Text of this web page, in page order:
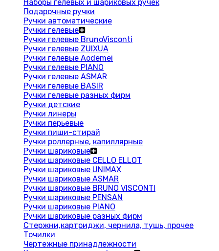
Наборы гелевых и шариковых ручек
Подарочные ручки
Ручки автоматические
Ручки гелевые
Ручки гелевые BrunoVisconti
Ручки гелевые ZUIXUA
Ручки гелевые Aodemei
Ручки гелевые PIANO
Ручки гелевые ASMAR
Ручки гелевые BASIR
Ручки гелевые разных фирм
Ручки детские
Ручки линеры
Ручки перьевые
Ручки пиши-стирай
Ручки роллерные, капиллярные
Ручки шариковые
Ручки шариковые CELLO ELLOT
Ручки шариковые UNIMAX
Ручки шариковые ASMAR
Ручки шариковые BRUNO VISCONTI
Ручки шариковые PENSAN
Ручки шариковые PIANO
Ручки шариковые разных фирм
Стержни,картриджи, чернила, тушь, прочее
Точилки
Чертежные принадлежности